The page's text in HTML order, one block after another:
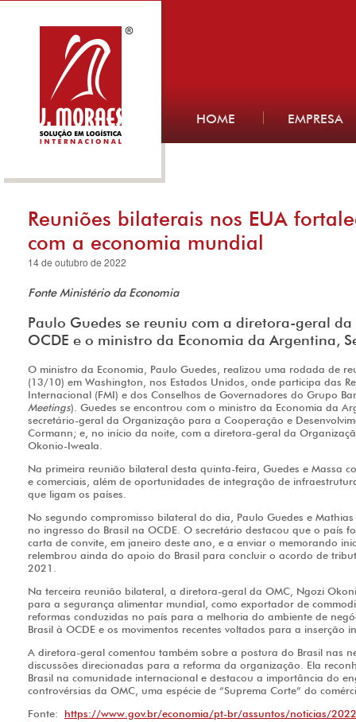
HOME EMPRESA
Reuniões bilaterais nos EUA
com a economia mundial
14 de outubro de 2022
Fonte Ministério da Economia
Paulo Guedes se reuniu com a diretora-geral
OCDE e o ministro da Economia da Argentina,
O ministro da Economia, Paulo Guedes, realizou uma rodada de
(13/10) em Washington, nos Estados Unidos, onde participa das
Internacional (FMI) e dos Conselhos de Governadores do Grupo
Meetings). Guedes se encontrou com o ministro da Economia da
secretário-geral da Organização para a Cooperação e
Cormann; e, no início da noite, com a diretora-geral da
Okonio-Iweala.
Na primeira reunião bilateral desta quinta-feira, Guedes e Massa
e comerciais, além de oportunidades de integração de
que ligam os países.
No segundo compromisso bilateral do dia, Paulo Guedes e
no ingresso do Brasil na OCDE. O secretário destacou que o país
carta de convite, em janeiro deste ano, e a enviar o memorando
relembrou ainda do apoio do Brasil para concluir o acordo de
2021.
Na terceira reunião bilateral, a diretora-geral da OMC, Ngozi
para a segurança alimentar mundial, como exportador de
reformas conduzidas no país para a melhoria do ambiente de
Brasil à OCDE e os movimentos recentes voltados para a
A diretora-geral comentou também sobre a postura do Brasil nas
discussões direcionadas para a reforma da organização. Ela
Brasil na comunidade internacional e destacou a importância do
controvérsias da OMC, uma espécie de “Suprema Corte” do
Fonte: https://www.gov.br/economia/pt-br/assuntos/noticias/